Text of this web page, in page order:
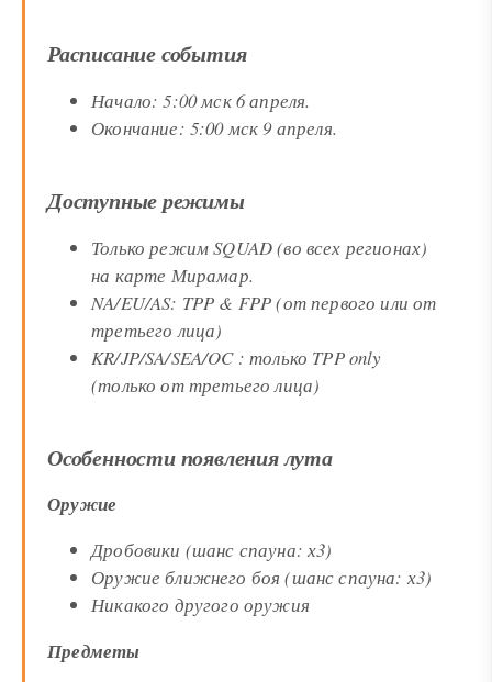
Расписание события
Начало: 5:00 мск 6 апреля.
Окончание: 5:00 мск 9 апреля.
Доступные режимы
Только режим SQUAD (во всех регионах)
на карте Мирамар.
NA/EU/AS: TPP & FPP (от первого или от
третьего лица)
KR/JP/SA/SEA/OC : только TPP only
(только от третьего лица)
Особенности появления лута
Оружие
Дробовики (шанс спауна: х3)
Оружие ближнего боя (шанс спауна: х3)
Никакого другого оружия
Предметы